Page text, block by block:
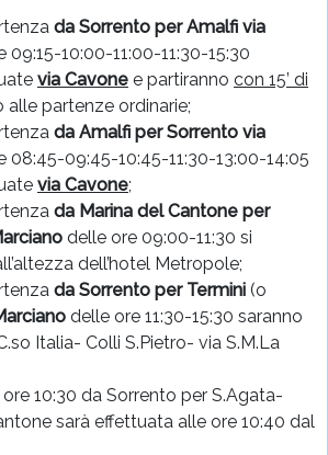
da Sorrento per Amalfi via
09:15-10:00-11:00-11:30-15:30
via Cavone e partiranno con 15’ di
alle partenze ordinarie;
da Amalfi per Sorrento via
08:45-09:45-10:45-11:30-13:00-14:05
via Cavone;
da Marina del Cantone per
delle ore 09:00-11:30 si
dell’hotel Metropole;
da Sorrento per Termini (o
delle ore 11:30-15:30 saranno
Italia- Colli S.Pietro- via S.M.La
10:30 da Sorrento per S.Agata-
sarà effettuata alle ore 10:40 dal